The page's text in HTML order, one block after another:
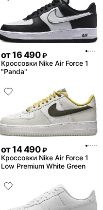
от16 490 ₽
Кроссовки Nike Air Force 1
"Panda"
от14 490 ₽
Кроссовки Nike Air Force 1
Low Premium White Green